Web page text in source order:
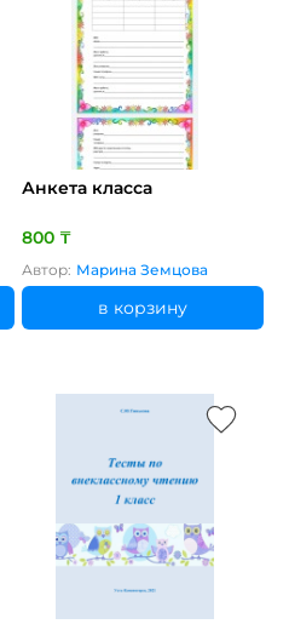
Анкета класса
800 ₸
Автор: Марина Земцова
в корзину